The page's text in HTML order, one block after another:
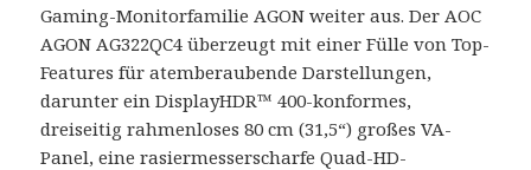
Gaming-Monitorfamilie AGON weiter aus. Der AOC
AGON AG322QC4 überzeugt mit einer Fülle von Top-
Features für atemberaubende Darstellungen,
darunter ein DisplayHDR™ 400-konformes,
dreiseitig rahmenloses 80 cm (31,5“) großes VA-
Panel, eine rasiermesserscharfe Quad-HD-